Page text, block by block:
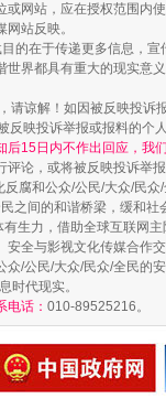
获能处罚吗
网站，应在授权范围内
站反映。
的在于传递更多信息，
界都具有重大的现实意
谅解！如因被反映投诉
映投诉举报或报料的个
15日内不作出回应，我
论，或将被反映投诉举
反腐和公众/公民/大众/民
之间的和谐桥梁，缓和
生力，借助全球互联网
全与影视文化传媒合作
/公民/大众/民众/全民的
时代现实。
话： 010-89525216。